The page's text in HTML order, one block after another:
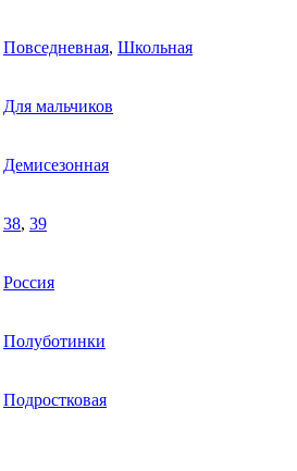
Повседневная, Школьная
Для мальчиков
Демисезонная
38, 39
Россия
Полуботинки
Подростковая